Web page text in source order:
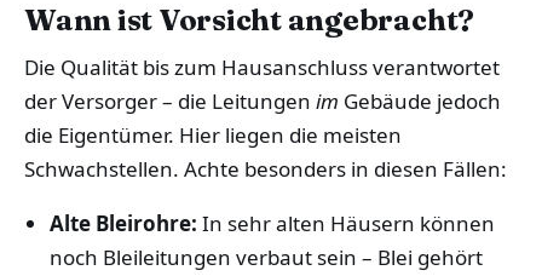
Wann ist Vorsicht angebracht?
Die Qualität bis zum Hausanschluss verantwortet
der Versorger – die Leitungen im Gebäude jedoch
die Eigentümer. Hier liegen die meisten
Schwachstellen. Achte besonders in diesen Fällen:
Alte Bleirohre: In sehr alten Häusern können
noch Bleileitungen verbaut sein – Blei gehört